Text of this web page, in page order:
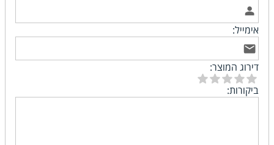
אימייל:
דירוג המוצר:
ביקורות: